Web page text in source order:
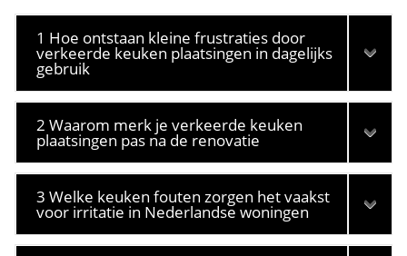
1 Hoe ontstaan kleine frustraties door
verkeerde keuken plaatsingen in dagelijks
gebruik
2 Waarom merk je verkeerde keuken
plaatsingen pas na de renovatie
3 Welke keuken fouten zorgen het vaakst
voor irritatie in Nederlandse woningen